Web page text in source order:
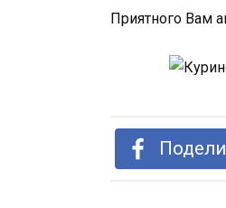
Приятного Вам